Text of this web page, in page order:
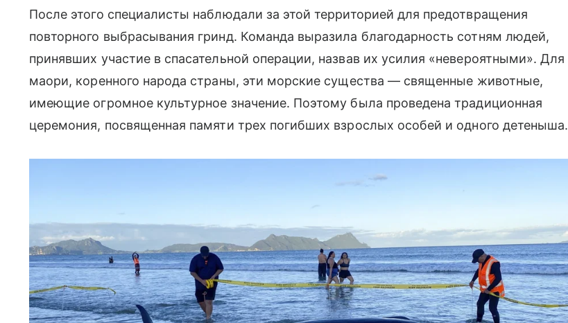
После этого специалисты наблюдали за этой территорией для предотвращения
повторного выбрасывания гринд. Команда выразила благодарность сотням людей,
принявших участие в спасательной операции, назвав их усилия «невероятными». Для
маори, коренного народа страны, эти морские существа — священные животные,
имеющие огромное культурное значение. Поэтому была проведена традиционная
церемония, посвященная памяти трех погибших взрослых особей и одного детеныша.